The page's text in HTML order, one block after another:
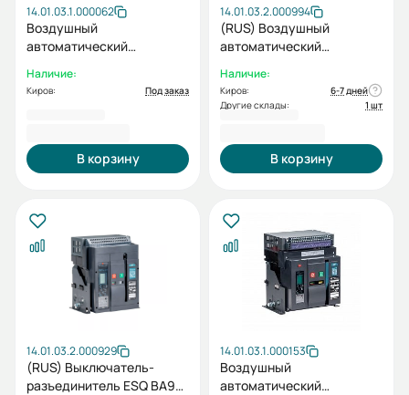
14.01.03.1.000062
Воздушный
автоматический
3F M2C2S2 М 1000A
Наличие:
Киров: Под заказ
В корзину
14.01.03.2.000994
(RUS) Воздушный
автоматический
40A 3A M2C2S2 2H 2000A
(БЕЗ КОРЗИНЫ, 3пол.
кат. вкл 220В и нез.
расцеп 220В)
Наличие:
Киров:
6-7 дней
Другие склады:
1 шт
В корзину
14.01.03.2.000929
(RUS) Выключатель-
разъединитель ESQ ВА99-
14.01.03.1.000153
Воздушный
автоматический